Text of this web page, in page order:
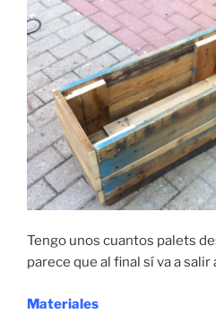
Tengo unos cuantos palets
parece que al final sí va a salir
Materiales